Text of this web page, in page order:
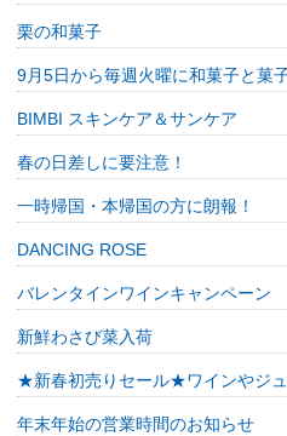
栗の和菓子
9月5日から毎週火曜に和菓子と菓
BIMBI スキンケア＆サンケア
春の日差しに要注意！
一時帰国・本帰国の方に朗報！
DANCING ROSE
バレンタインワインキャンペーン
新鮮わさび菜入荷
★新春初売りセール★ワインやジ
年末年始の営業時間のお知らせ